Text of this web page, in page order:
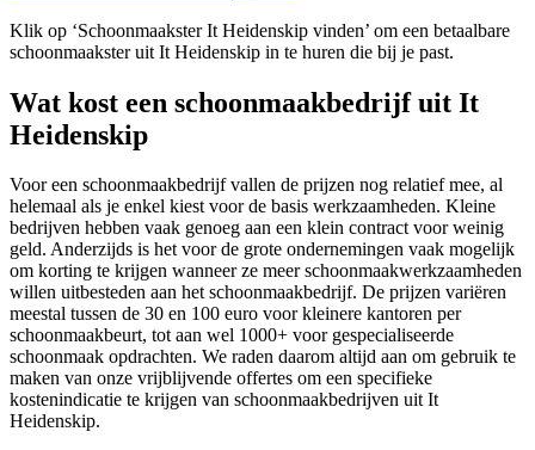
Klik op ‘Schoonmaakster It Heidenskip vinden’ om een betaalbare
schoonmaakster uit It Heidenskip in te huren die bij je past.
Wat kost een schoonmaakbedrijf uit It
Heidenskip
Voor een schoonmaakbedrijf vallen de prijzen nog relatief mee, al
helemaal als je enkel kiest voor de basis werkzaamheden. Kleine
bedrijven hebben vaak genoeg aan een klein contract voor weinig
geld. Anderzijds is het voor de grote ondernemingen vaak mogelijk
om korting te krijgen wanneer ze meer schoonmaakwerkzaamheden
willen uitbesteden aan het schoonmaakbedrijf. De prijzen variëren
meestal tussen de 30 en 100 euro voor kleinere kantoren per
schoonmaakbeurt, tot aan wel 1000+ voor gespecialiseerde
schoonmaak opdrachten. We raden daarom altijd aan om gebruik te
maken van onze vrijblijvende offertes om een specifieke
kostenindicatie te krijgen van schoonmaakbedrijven uit It
Heidenskip.